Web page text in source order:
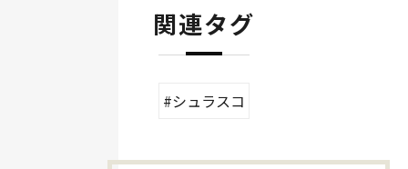
関連タグ
#シュラスコ